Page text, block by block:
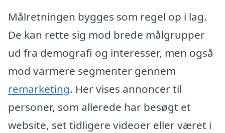
Målretningen bygges som regel op i lag.
De kan rette sig mod brede målgrupper
ud fra demografi og interesser, men også
mod varmere segmenter gennem
remarketing. Her vises annoncer til
personer, som allerede har besøgt et
website, set tidligere videoer eller været i